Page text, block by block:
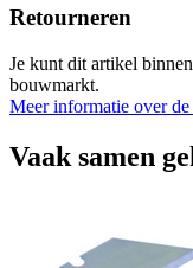
Retourneren
Je kunt dit artikel
bouwmarkt.
Meer informatie over
Vaak samen